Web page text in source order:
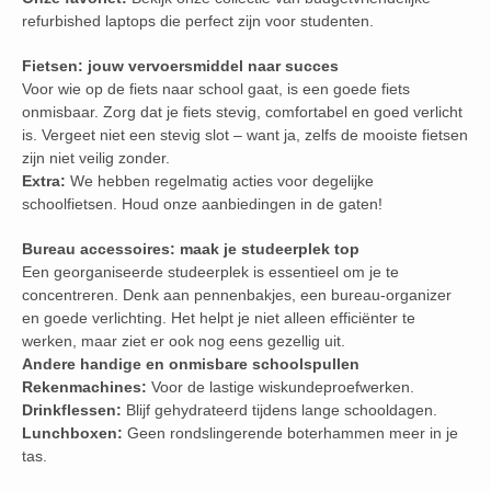
refurbished laptops die perfect zijn voor studenten.
Fietsen: jouw vervoersmiddel naar succes
Voor wie op de fiets naar school gaat, is een goede fiets
onmisbaar. Zorg dat je fiets stevig, comfortabel en goed verlicht
is. Vergeet niet een stevig slot – want ja, zelfs de mooiste fietsen
zijn niet veilig zonder.
Extra: We hebben regelmatig acties voor degelijke
schoolfietsen. Houd onze aanbiedingen in de gaten!
Bureau accessoires: maak je studeerplek top
Een georganiseerde studeerplek is essentieel om je te
concentreren. Denk aan pennenbakjes, een bureau-organizer
en goede verlichting. Het helpt je niet alleen efficiënter te
werken, maar ziet er ook nog eens gezellig uit.
Andere handige en onmisbare schoolspullen
Rekenmachines: Voor de lastige wiskundeproefwerken.
Drinkflessen: Blijf gehydrateerd tijdens lange schooldagen.
Lunchboxen: Geen rondslingerende boterhammen meer in je
tas.